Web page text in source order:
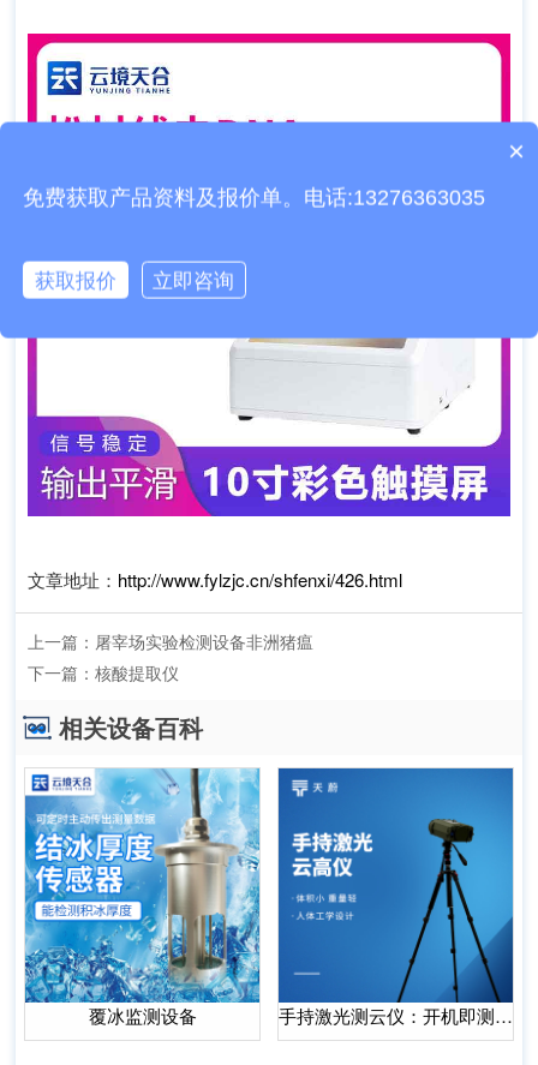
文章地址： http://www.fylzjc.cn/shfenxi/426.html
上一篇： 屠宰场实验检测设备非洲猪瘟
下一篇： 核酸提取仪
相关设备百科
覆冰监测设备 手持激光测云仪：开机即测，10秒出云高云量，人工观测效率直接提5倍
产品包含安装吗？
×
免费获取产品资料及报价单。电话:13276363035
获取报价 立即咨询